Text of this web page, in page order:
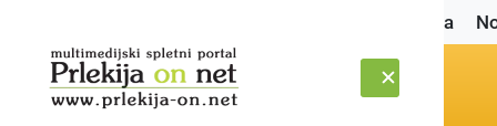
Naslovnica